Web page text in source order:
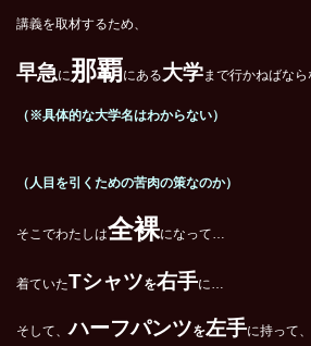
講義を取材するため、
早急に那覇にある大学まで行かねばなら
（※具体的な大学名はわからない）
（人目を引くための苦肉の策なのか）
そこでわたしは全裸になって…
着ていたTシャツを右手に…
そして、ハーフパンツを左手に持って、